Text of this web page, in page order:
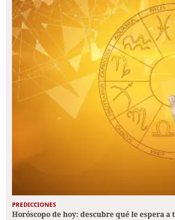
PREDICCIONES
Horóscopo de hoy: descubre qué le espera a